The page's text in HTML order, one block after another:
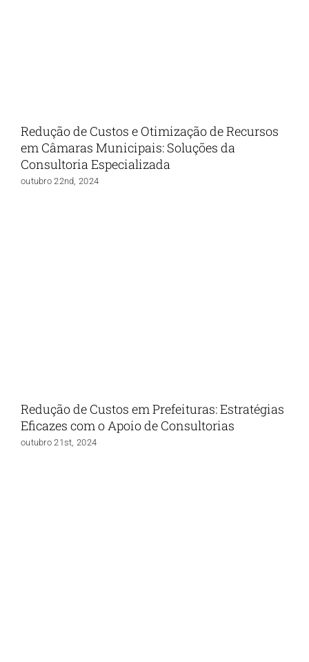
Redução de Custos e Otimização de Recursos
em Câmaras Municipais: Soluções da
Consultoria Especializada
outubro 22nd, 2024
Redução de Custos em Prefeituras: Estratégias
Eficazes com o Apoio de Consultorias
outubro 21st, 2024